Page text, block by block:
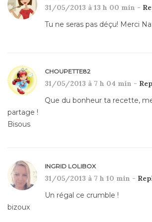
31/05/2013 à 13 h 00 min -
Tu ne seras pas déçu! Merci
CHOUPETTE82
31/05/2013 à 7 h 04 min -
Que du bonheur ta recette,
partage !
Bisous
INGRID LOLIBOX
31/05/2013 à 7 h 10 min -
Un régal ce crumble !
bizoux